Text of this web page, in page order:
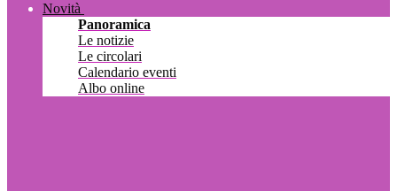
Novità
Panoramica
Le notizie
Le circolari
Calendario eventi
Albo online